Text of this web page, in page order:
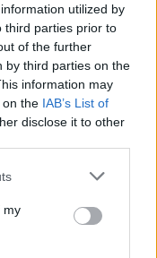
utilized by
third parties prior to
of the further
by third parties on the
information may
on the IAB’s List of
disclose it to other
or more Google
You may click to
third-party tags to
in below Google
mya las materias